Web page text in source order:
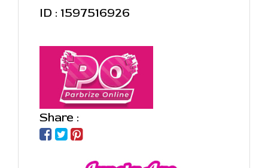
ID : 1597516926
Share :